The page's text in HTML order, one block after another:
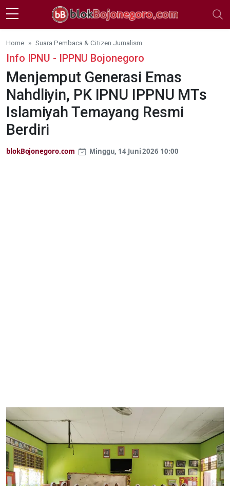
Skip to main content
Home Suara Pembaca & Citizen Jurnalism
Info IPNU - IPPNU Bojonegoro
Menjemput Generasi Emas
Nahdliyin, PK IPNU IPPNU MTs
Islamiyah Temayang Resmi
Berdiri
blokBojonegoro.com Minggu, 14 Juni 2026 10:00